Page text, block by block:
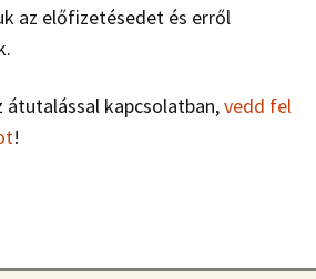
az előfizetésedet és erről
átutalással kapcsolatban,vedd fel
!